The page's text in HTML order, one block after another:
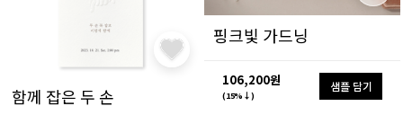
함께 잡은 두 손
핑크빛 가드닝
106,200원
(15%↓)
샘플 담기